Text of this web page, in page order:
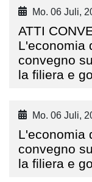
Mo. 06 Juli,
ATTI
L'economia
convegno
la filiera e
Mo. 06 Juli,
L'economia
convegno
la filiera e